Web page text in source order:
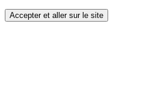
Accepter et aller sur le site